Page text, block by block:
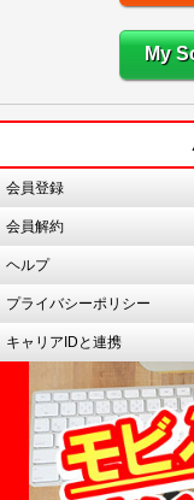
My
会員登録
会員解約
ヘルプ
プライバシーポリシー
キャリアIDと連携